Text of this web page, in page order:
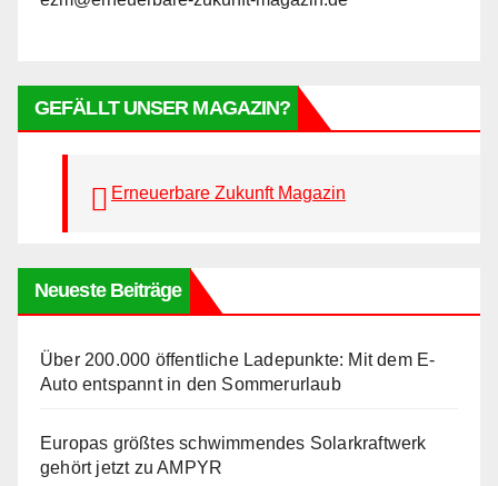
GEFÄLLT UNSER MAGAZIN?
Erneuerbare Zukunft Magazin
Neueste Beiträge
Über 200.000 öffentliche Ladepunkte: Mit dem E-
Auto entspannt in den Sommerurlaub
Europas größtes schwimmendes Solarkraftwerk
gehört jetzt zu AMPYR